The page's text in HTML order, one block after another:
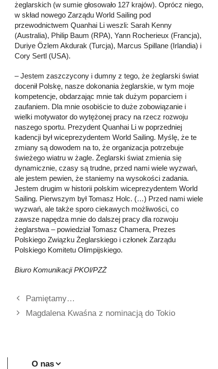
żeglarskich (w sumie głosowało 127 krajów). Oprócz niego,
w skład nowego Zarządu World Sailing pod
przewodnictwem Quanhai Li weszli: Sarah Kenny
(Australia), Philip Baum (RPA), Yann Rocherieux (Francja),
Duriye Özlem Akdurak (Turcja), Marcus Spillane (Irlandia) i
Cory Sertl (USA).
– Jestem zaszczycony i dumny z tego, że żeglarski świat
docenił Polskę, nasze dokonania żeglarskie, w tym moje
kompetencje, obdarzając mnie tak dużym poparciem i
zaufaniem. Dla mnie osobiście to duże zobowiązanie i
wielki motywator do wytężonej pracy na rzecz rozwoju
naszego sportu. Prezydent Quanhai Li w poprzedniej
kadencji był wiceprezydentem World Sailing. Myślę, że te
zmiany są dowodem na to, że organizacja potrzebuje
świeżego wiatru w żagle. Żeglarski świat zmienia się
dynamicznie, czasy są trudne, przed nami wiele wyzwań,
ale jestem pewien, że staniemy na wysokości zadania.
Jestem drugim w historii polskim wiceprezydentem World
Sailing. Pierwszym był Tomasz Holc. (…) Przed nami wiele
wyzwań, ale także sporo ciekawych możliwości, co
zawsze napędza mnie do dalszej pracy dla rozwoju
żeglarstwa – powiedział Tomasz Chamera, Prezes
Polskiego Związku Żeglarskiego i członek Zarządu
Polskiego Komitetu Olimpijskiego.
Biuro Komunikacji PKOl/PZŻ
Pamiętamy…
Magdalena Kwaśna z nominacją do Tokio
O nas